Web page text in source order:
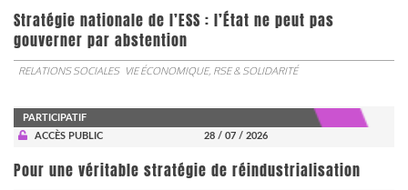
Stratégie nationale de l’ESS : l’État ne peut pas
gouverner par abstention
RELATIONS SOCIALES VIE ÉCONOMIQUE, RSE & SOLIDARITÉ
PARTICIPATIF
ACCÈS PUBLIC
28 / 07 / 2026
Pour une véritable stratégie de réindustrialisation